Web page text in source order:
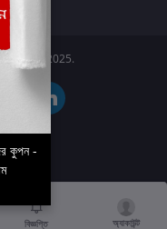
2025.
বিজ্ঞপ্তি অ্যাকাউন্ট
কুপন -